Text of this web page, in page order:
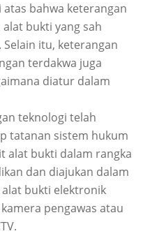
bahwa keterangan
bukti yang sah
itu, keterangan
terdakwa juga
diatur dalam
teknologi telah
tatanan sistem hukum
alat bukti dalam rangka
dan diajukan dalam
bukti elektronik
pengawas atau